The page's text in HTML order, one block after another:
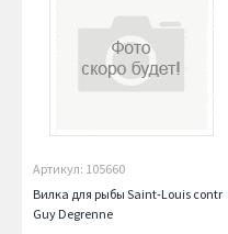
Артикул: 105660
Вилка для рыбы Saint-Louis contr
Guy Degrenne